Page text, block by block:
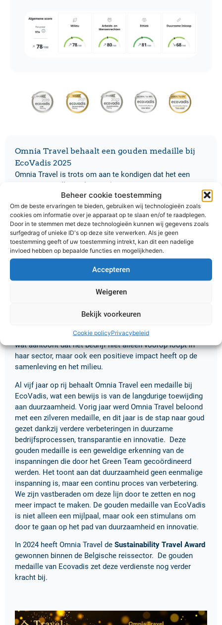
Beheer cookie toestemming
Om de beste ervaringen te bieden, gebruiken wij technologieën zoals
cookies om informatie over je apparaat op te slaan en/of te raadplegen.
Door in te stemmen met deze technologieën kunnen wij gegevens zoals
surfgedrag of unieke ID's op deze site verwerken. Als je geen
toestemming geeft of uw toestemming intrekt, kan dit een nadelige
invloed hebben op bepaalde functies en mogelijkheden.
Accepteren
Weigeren
Bekijk voorkeuren
Cookie policyPrivacybeleid
Omnia Travel behaalt een gouden medaille bij
EcoVadis 2025
Omnia Travel is trots om aan te kondigen dat het een
gouden medaille
heeft behaald bij EcoVadis, een
wereldwijd toonaangevend platform voor
duurzaamheidsbeoordelingen. Deze mijlpaal volgt op vijf
jaar van consistente verbeteringen op het gebied van
duurzaamheid en maatschappelijk verantwoord
ondernemen (MVO). Vorig jaar behaalde Omnia Travel nog
een zilveren medaille, en de upgrade naar goud
onderstreept de voortdurende inzet en vooruitgang van
De gouden medaille plaatst Omnia Travel in de
beoordeling omvat vier kerngebieden: milieu, arbeid en
heeft op al deze gebieden uitstekende resultaten behaald,
wat aantoont dat het bedrijf niet alleen voorop loopt in
haar sector, maar ook een positieve impact heeft op de
samenleving en het milieu.
Al vijf jaar op rij behaalt Omnia Travel een medaille bij
EcoVadis, wat een bewijs is van de langdurige toewijding
aan duurzaamheid. Vorig jaar werd Omnia Travel beloond
met een zilveren medaille, en dit jaar is de stap naar goud
gezet dankzij verdere verbeteringen in duurzame
bedrijfsprocessen, transparantie en innovatie. Deze
gouden medaille is een geweldige erkenning van de
inspanningen die door het Green Team gecoördineerd
werden. Het toont aan dat duurzaamheid geen eenmalige
inspanning is, maar een continu proces van verbetering.
We zijn vastberaden om deze lijn door te zetten en nog
meer impact te maken. De gouden medaille van EcoVadis
is niet alleen een mijlpaal, maar ook een stimulans om
door te gaan op het pad van duurzaamheid en innovatie.
In 2024 heeft Omnia Travel de Sustainability Travel Award
gewonnen binnen de Belgische reissector. De gouden
medaille van Ecovadis zet deze verdienste nog verder
kracht bij.